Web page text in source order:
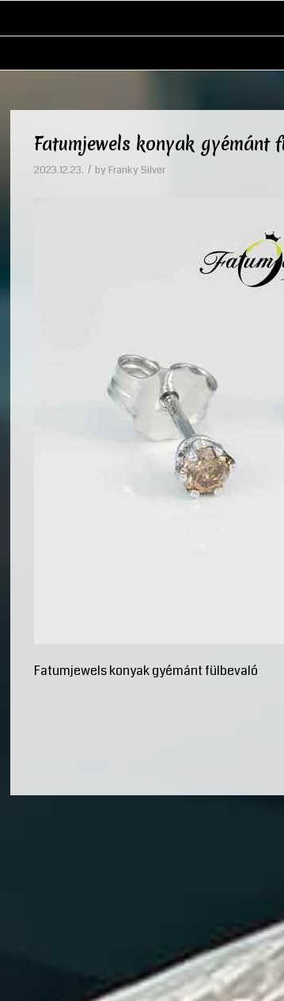
Fatumjewels konyak gyémánt
2023.12.23. / by Franky Silver
Fatumjewels konyak gyémánt fülbevaló